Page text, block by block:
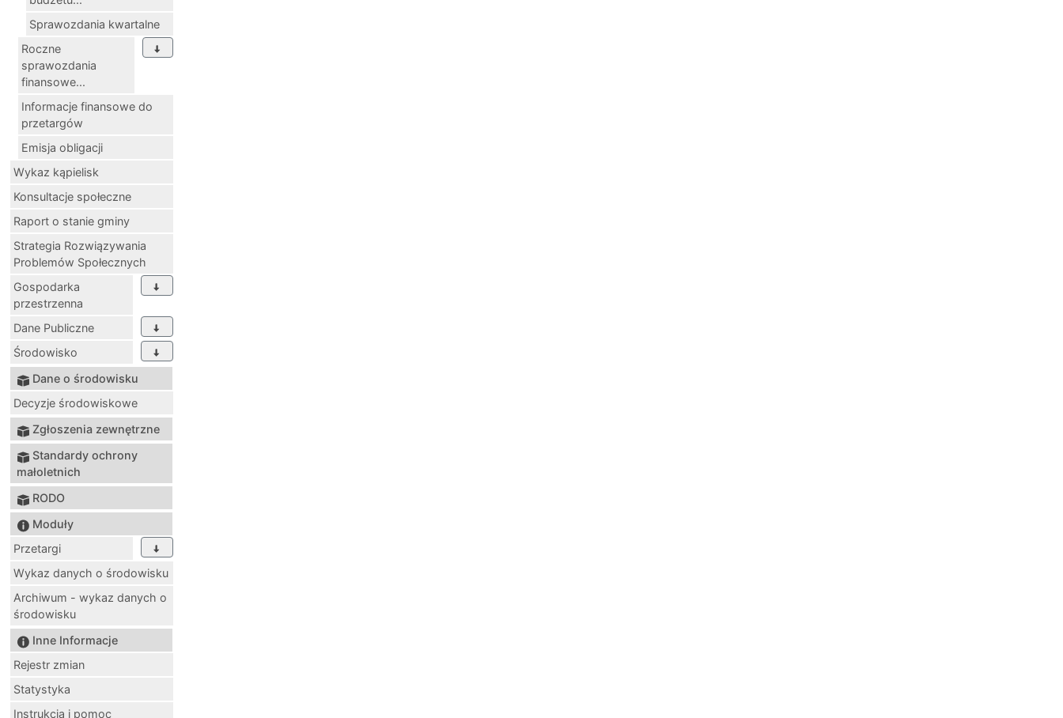
Sprawozdania kwartalne
Roczne
sprawozdania
finansowe...
Informacje finansowe do
przetargów
Emisja obligacji
Wykaz kąpielisk
Konsultacje społeczne
Raport o stanie gminy
Strategia Rozwiązywania
Problemów Społecznych
Gospodarka
przestrzenna
Dane Publiczne
Środowisko
Dane o środowisku
Decyzje środowiskowe
Zgłoszenia zewnętrzne
Standardy ochrony
małoletnich
RODO
Moduły
Przetargi
Wykaz danych o środowisku
Archiwum - wykaz danych o
środowisku
Inne Informacje
Rejestr zmian
Statystyka
Instrukcja i pomoc